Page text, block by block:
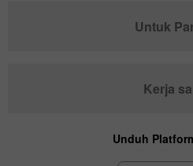
Untuk
Kerja
Unduh